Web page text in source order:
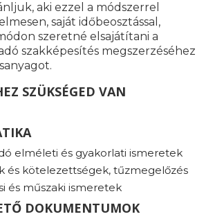
aki ezzel a módszerrel
saját időbeosztással,
szeretné elsajátítani a
szakképesítés megszerzéséhez
SZÜKSÉGED VAN
elméleti és gyakorlati ismeretek
és kötelezettségek, tűzmegelőzés
és műszaki ismeretek
DOKUMENTUMOK